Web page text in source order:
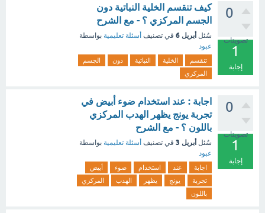
0
تصويتات
1
إجابة
كيف تنقسم الخلية النباتية دون
الجسم المركزي ؟ - مع الشرح
سُئل أبريل 6 في تصنيف أسئلة تعليمية بواسطة
عبود
تنقسم الخلية النباتية دون
الجسم
المركزي
0
تصويتات
1
إجابة
اجابة : عند استخدام ضوء أبيض في
تجربة يونج يظهر الهدب المركزي
باللون ؟ - مع الشرح
سُئل أبريل 3 في تصنيف أسئلة تعليمية بواسطة
عبود
اجابة عند استخدام ضوء
أبيض
تجربة
يونج يظهر الهدب
المركزي
باللون